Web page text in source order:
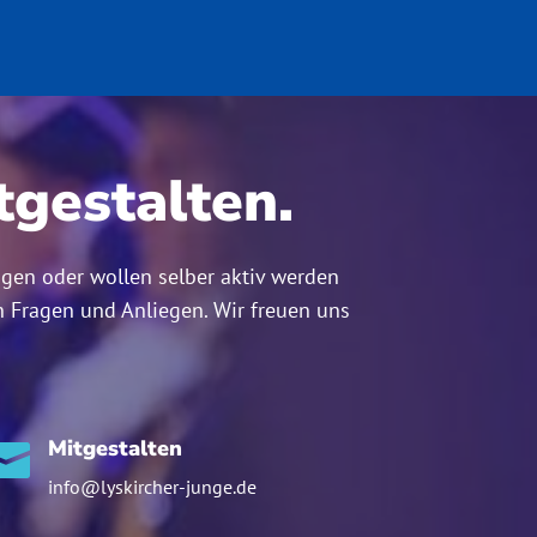
oder wollen selber aktiv werden
und Anliegen. Wir freuen uns
Mitgestalten
info@lyskircher-junge.de